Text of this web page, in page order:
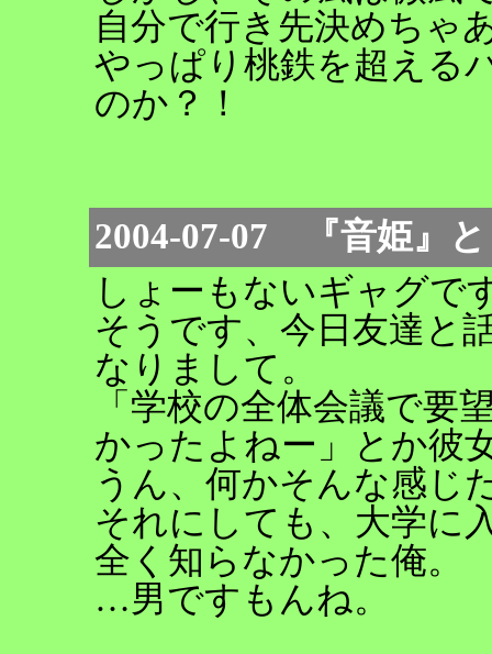
自分で行き先決めちゃ
やっぱり桃鉄を超える
のか？！
2004-07-07 『音姫』
しょーもないギャグで
そうです、今日友達と
なりまして。
「学校の全体会議で要
かったよねー」とか彼
うん、何かそんな感じ
それにしても、大学に
全く知らなかった俺。
…男ですもんね。